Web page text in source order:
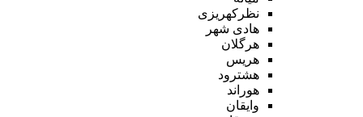
نظرکهریزی
هادی شهر
هرگلان
هریس
هشترود
هوراند
وایقان